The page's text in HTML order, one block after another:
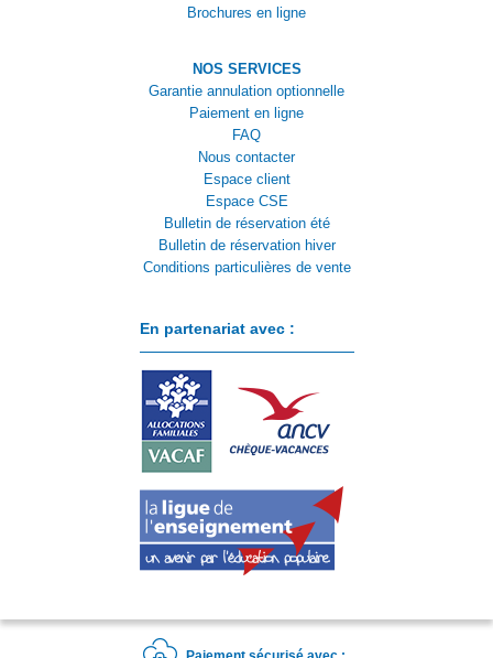
Brochures en ligne
NOS SERVICES
Garantie annulation optionnelle
Paiement en ligne
FAQ
Nous contacter
Espace client
Espace CSE
Bulletin de réservation été
Bulletin de réservation hiver
Conditions particulières de vente
En partenariat avec :